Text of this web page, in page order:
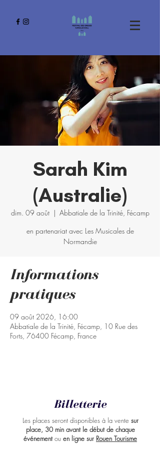
Sarah Kim
(Australie)
dim. 09 août
  |
Abbatiale de la Trinité, Fécamp
en partenariat avec Les Musicales de
Normandie
Informations
pratiques
09 août 2026, 16:00
Abbatiale de la Trinité, Fécamp, 10 Rue des
Forts, 76400 Fécamp, France
Billetterie
Les places seront disponibles à la vente sur
place, 30 min avant le début de chaque
événementou en ligne sur Rouen Tourisme